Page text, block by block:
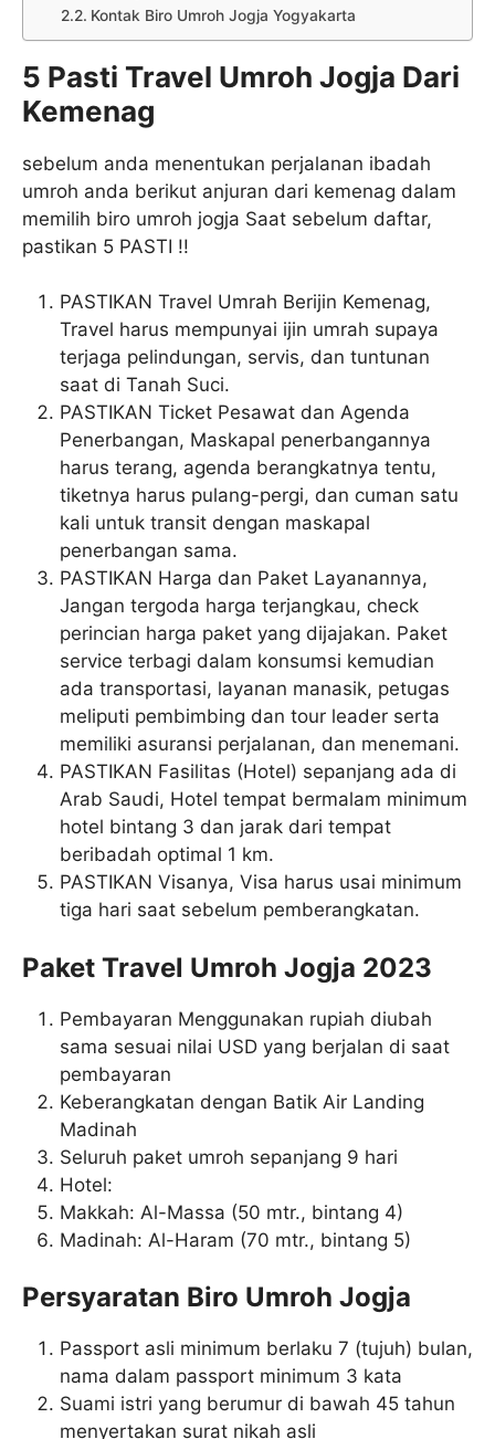
Kontak Biro Umroh Jogja Yogyakarta
5 Pasti Travel Umroh Jogja Dari
Kemenag
sebelum anda menentukan perjalanan ibadah
umroh anda berikut anjuran dari kemenag dalam
memilih biro umroh jogja Saat sebelum daftar,
pastikan 5 PASTI !!
PASTIKAN Travel Umrah Berijin Kemenag,
Travel harus mempunyai ijin umrah supaya
terjaga pelindungan, servis, dan tuntunan
saat di Tanah Suci.
PASTIKAN Ticket Pesawat dan Agenda
Penerbangan, Maskapal penerbangannya
harus terang, agenda berangkatnya tentu,
tiketnya harus pulang-pergi, dan cuman satu
kali untuk transit dengan maskapal
penerbangan sama.
PASTIKAN Harga dan Paket Layanannya,
Jangan tergoda harga terjangkau, check
perincian harga paket yang dijajakan. Paket
service terbagi dalam konsumsi kemudian
ada transportasi, layanan manasik, petugas
meliputi pembimbing dan tour leader serta
memiliki asuransi perjalanan, dan menemani.
PASTIKAN Fasilitas (Hotel) sepanjang ada di
Arab Saudi, Hotel tempat bermalam minimum
hotel bintang 3 dan jarak dari tempat
beribadah optimal 1 km.
PASTIKAN Visanya, Visa harus usai minimum
tiga hari saat sebelum pemberangkatan.
Paket Travel Umroh Jogja 2023
Pembayaran Menggunakan rupiah diubah
sama sesuai nilai USD yang berjalan di saat
pembayaran
Keberangkatan dengan Batik Air Landing
Madinah
Seluruh paket umroh sepanjang 9 hari
Hotel:
Makkah: Al-Massa (50 mtr., bintang 4)
Madinah: Al-Haram (70 mtr., bintang 5)
Persyaratan Biro Umroh Jogja
Passport asli minimum berlaku 7 (tujuh) bulan,
nama dalam passport minimum 3 kata
Suami istri yang berumur di bawah 45 tahun
menyertakan surat nikah asli